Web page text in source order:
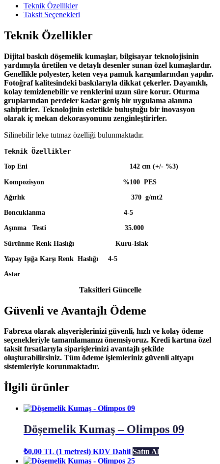
Teknik Özellikler
Taksit Seçenekleri
Teknik Özellikler
Dijital baskılı döşemelik kumaşlar, bilgisayar teknolojisinin
yardımıyla üretilen ve detaylı desenler sunan özel kumaşlardır.
Genellikle polyester, keten veya pamuk karışımlarından yapılır.
Fotoğraf kalitesindeki baskılarıyla dikkat çekerler. Dayanıklı,
kolay temizlenebilir ve renklerini uzun süre korur. Oturma
gruplarından perdeler kadar geniş bir uygulama alanına
sahiptirler. Teknolojinin estetikle buluştuğu bir inovasyon
olarak iç mekan dekorasyonunu zenginleştirirler.
Silinebilir leke tutmaz özelliği bulunmaktadır.
Teknik Özellikler
Top Eni 142 cm (+/- %3)
Kompozisyon %100 PES
Ağırlık 370 g/mt2
Boncuklanma 4-5
Aşınma Testi 35.000
Sürtünme Renk Haslığı Kuru-Islak
Yapay Işığa Karşı Renk Haslığı 4-5
Astar
Taksitleri Güncelle
Güvenli ve Avantajlı Ödeme
Fabrexa olarak alışverişlerinizi güvenli, hızlı ve kolay ödeme
seçenekleriyle tamamlamanızı önemsiyoruz. Kredi kartına özel
taksit fırsatlarıyla siparişlerinizi avantajlı şekilde
oluşturabilirsiniz. Tüm ödeme işlemleriniz güvenli altyapı
sistemleriyle korunmaktadır.
İlgili ürünler
Döşemelik Kumaş – Olimpos 09
₺0,00 TL (1 metresi) KDV Dahil Satın Al